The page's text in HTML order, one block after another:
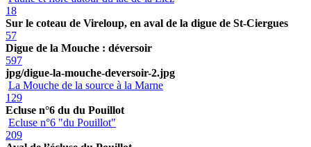
18
Sur le coteau de Vireloup, en aval de la digue de St-Ciergues
57
Digue de la Mouche : déversoir
597
jpg/digue-la-mouche-deversoir-2.jpg
La Mouche de la source à la Marne
129
Ecluse n°6 du du Pouillot
Ecluse n°6 "du Pouillot"
209